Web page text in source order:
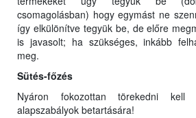
csomagolásban) hogy egymást ne
így elkülönítve tegyük be, de előre
is javasolt; ha szükséges, inkább
meg.
Sütés-főzés
Nyáron fokozottan törekedni
alapszabályok betartására!